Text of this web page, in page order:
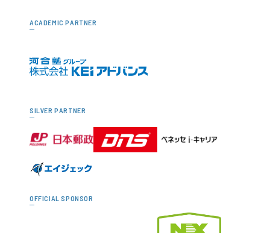
ACADEMIC PARTNER
SILVER PARTNER
OFFICIAL SPONSOR